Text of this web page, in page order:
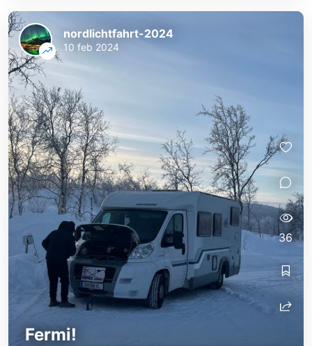
Fermi!
nordlichtfahrt-2024
10 feb 2024
36